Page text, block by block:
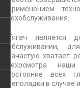
применением
техобслуживания.
Тягач является
обслуживании,
зачастую хватает
техосмотра
состояние всех
неполадки в случае